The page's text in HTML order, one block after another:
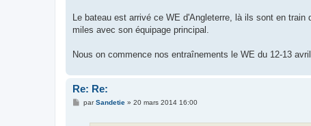
Le bateau est arrivé ce WE d'Angleterre, là ils sont en
miles avec son équipage principal.
Nous on commence nos entraînements le WE du 12-13
Re: Re:
MparSandetie» 20 mars 2014 16:00